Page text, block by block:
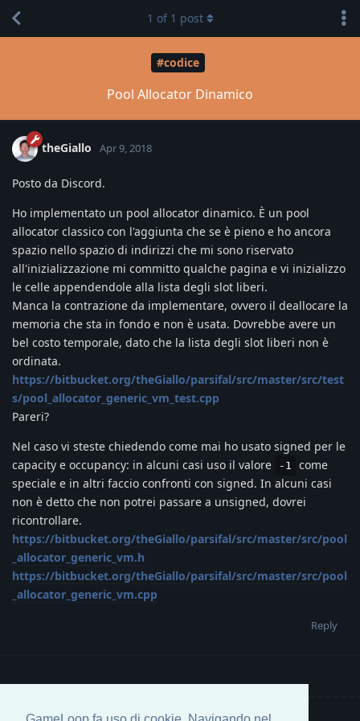
#codice
Pool Allocator Dinamico
1 of 1 post
theGiallo Apr 9, 2018
Posto da Discord.
Ho implementato un pool allocator dinamico. È un pool
allocator classico con l'aggiunta che se è pieno e ho ancora
spazio nello spazio di indirizzi che mi sono riservato
all'inizializzazione mi committo qualche pagina e vi inizializzo
le celle appendendole alla lista degli slot liberi.
Manca la contrazione da implementare, ovvero il deallocare la
memoria che sta in fondo e non è usata. Dovrebbe avere un
bel costo temporale, dato che la lista degli slot liberi non è
ordinata.
https://bitbucket.org/theGiallo/parsifal/src/master/src/test
s/pool_allocator_generic_vm_test.cpp
Pareri?
Nel caso vi steste chiedendo come mai ho usato signed per le
capacity e occupancy: in alcuni casi uso il valore
-1
come
speciale e in altri faccio confronti con signed. In alcuni casi
non è detto che non potrei passare a unsigned, dovrei
ricontrollare.
https://bitbucket.org/theGiallo/parsifal/src/master/src/pool
_allocator_generic_vm.h
https://bitbucket.org/theGiallo/parsifal/src/master/src/pool
_allocator_generic_vm.cpp
Reply